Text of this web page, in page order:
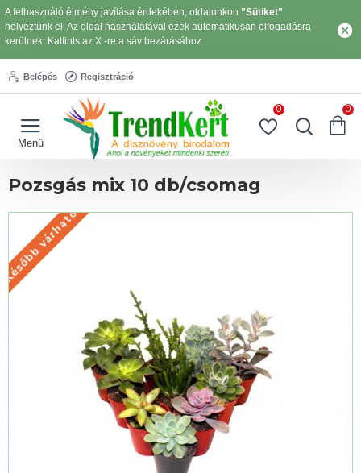
A felhasználó élmény javítása érdekében, oldalunkon ”Sütiket”
helyeztünk el. Az oldal használatával ezek automatikusan elfogadásra
kerülnek. Kattints az X -re a sáv bezárásához.
Belépés Regisztráció
0 0
Pozsgás mix 10 db/csomag
KÉSŐBB VÁRHATÓ
Később várható